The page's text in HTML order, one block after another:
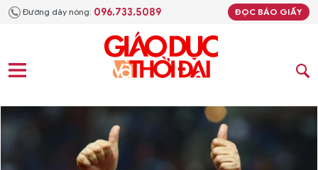
Đường dây nóng: 096.733.5089 ĐỌC BÁO GIẤY